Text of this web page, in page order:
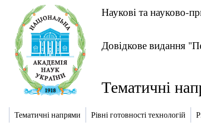
Наукові та науково-
Довідкове видання
Тематичні
Тематичні напрями Рівні готовності технологій